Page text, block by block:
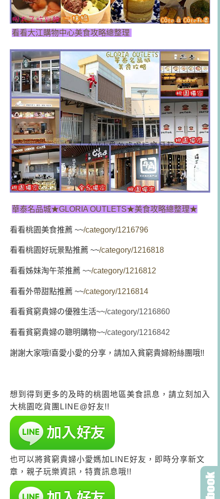
看看大江購物中心美食攻略總整理
華泰名品城★GLORIA OUTLETS★美食攻略總整理★
看看桃園美食推薦 ~~/category/1216796
看看桃園好玩景點推薦 ~~/category/1216818
看看姊妹淘午茶推薦 ~~/category/1216812
看看外帶甜點推薦 ~~/category/1216814
看看貧窮貴婦の優雅生活~~/category/1216860
看看貧窮貴婦の聰明購物~~/category/1216842
謝謝大家哦!喜愛小愛的分享，請加入貧窮貴婦粉絲團哦!!
想到得到更多的及時的桃園地區美食訊息，請立刻加入
大桃園吃貨團LINE@好友!!
也可以將貧窮貴婦小愛媽加LINE好友，即時分享新文
章，親子玩樂資訊，特賣訊息哦!!